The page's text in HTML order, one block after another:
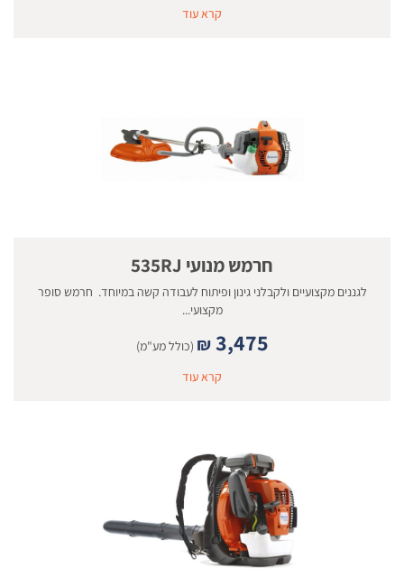
קרא עוד
חרמש מנועי 535RJ
לגננים מקצועיים ולקבלני גינון ופיתוח לעבודה קשה במיוחד. חרמש סופר
מקצועי...
₪ 3,475
(כולל מע"מ)
קרא עוד